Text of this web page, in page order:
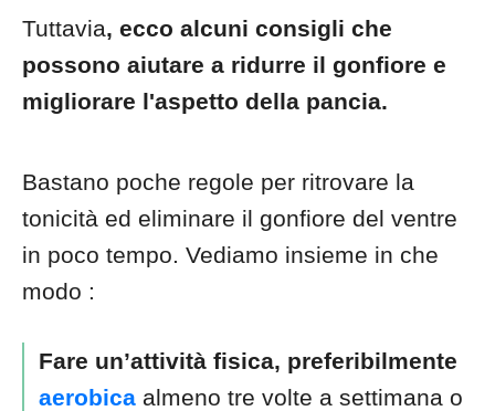
Tuttavia, ecco alcuni consigli che
possono aiutare a ridurre il gonfiore e
migliorare l'aspetto della pancia.
Bastano poche regole per ritrovare la
tonicità ed eliminare il gonfiore del ventre
in poco tempo. Vediamo insieme in che
modo :
Fare un’attività fisica, preferibilmente
aerobicaalmeno tre volte a settimana o